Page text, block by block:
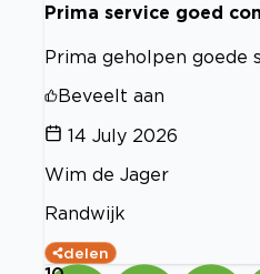
Prima service goed
Prima geholpen goede
Beveelt aan
14 July 2026
Wim de Jager
Randwijk
delen